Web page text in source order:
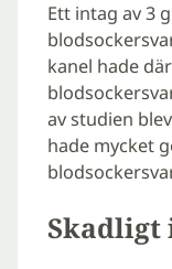
Ett intag av 3
kanel hade
av studien
hade mycket
Skadligt